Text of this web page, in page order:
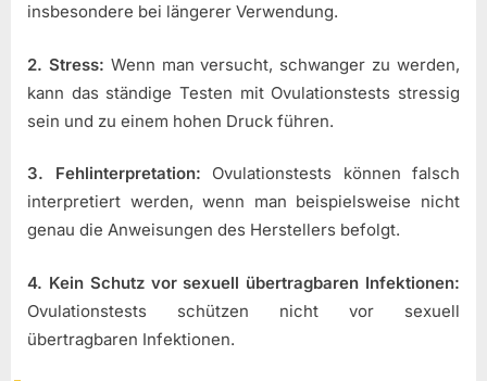
insbesondere bei längerer Verwendung.
2. Stress: Wenn man versucht, schwanger zu werden,
kann das ständige Testen mit Ovulationstests stressig
sein und zu einem hohen Druck führen.
3. Fehlinterpretation: Ovulationstests können falsch
interpretiert werden, wenn man beispielsweise nicht
genau die Anweisungen des Herstellers befolgt.
4. Kein Schutz vor sexuell übertragbaren Infektionen:
Ovulationstests schützen nicht vor sexuell
übertragbaren Infektionen.